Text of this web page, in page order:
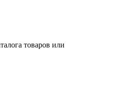
товаров или